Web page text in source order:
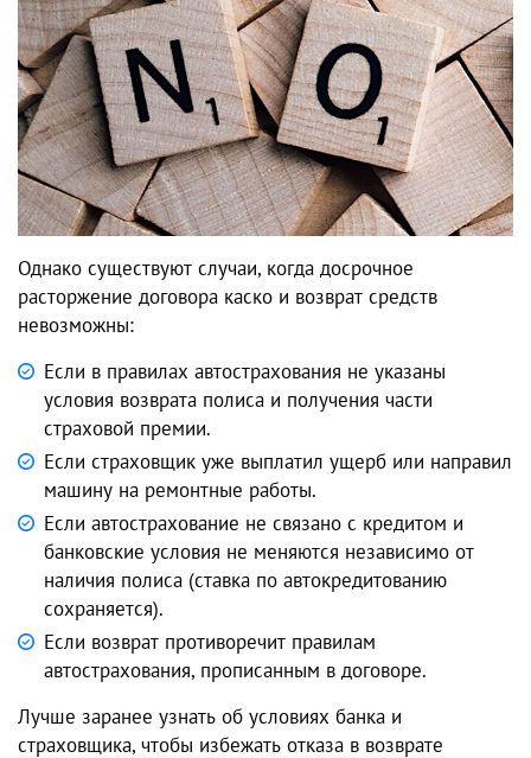
Однако существуют случаи, когда досрочное
расторжение договора каско и возврат средств
невозможны:
Если в правилах автострахования не указаны
условия возврата полиса и получения части
страховой премии.
Если страховщик уже выплатил ущерб или направил
машину на ремонтные работы.
Если автострахование не связано с кредитом и
банковские условия не меняются независимо от
наличия полиса (ставка по автокредитованию
сохраняется).
Если возврат противоречит правилам
автострахования, прописанным в договоре.
Лучше заранее узнать об условиях банка и
страховщика, чтобы избежать отказа в возврате